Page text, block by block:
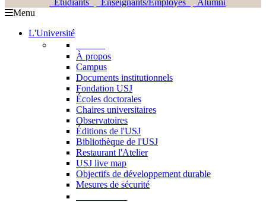
Étudiants Enseignants/Employés
Alumni
Menu
L'Université
À propos
Campus
Documents institutionnels
Fondation USJ
Écoles doctorales
Chaires universitaires
Observatoires
Éditions de l'USJ
Bibliothèque de l'USJ
Restaurant l'Atelier
USJ live map
Objectifs de développement durable
Mesures de sécurité